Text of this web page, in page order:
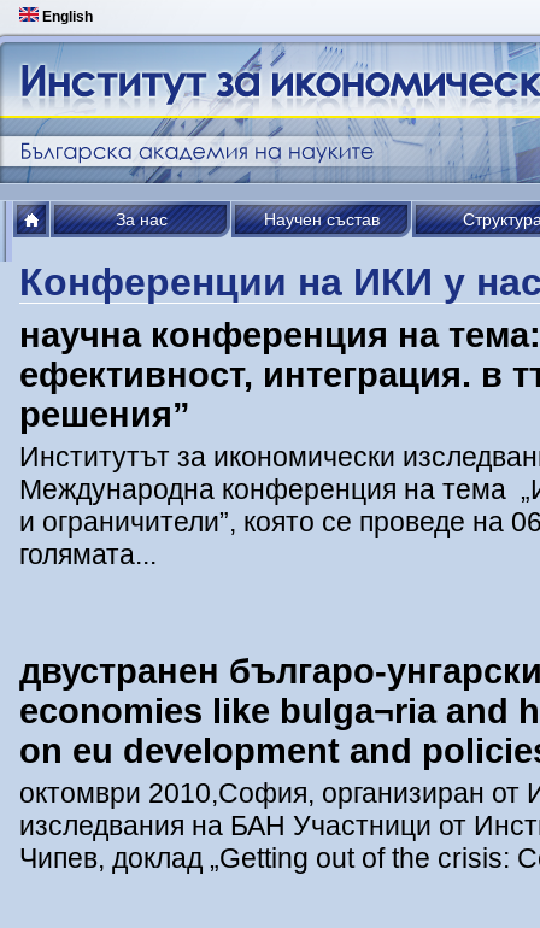
English
За нас Научен състав
Конференции на ИКИ у
научна конференция на
ефективност, интеграция. в
решения”
Институтът за икономически
Международна конференция на тема
и ограничители”, която се проведе на
голямата...
двустранен българо-
economies like bulga¬ria and
on eu development and
октомври 2010,София, организиран от
изследвания на БАН Участници от
Чипев, доклад „Getting out of the crisis: